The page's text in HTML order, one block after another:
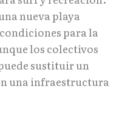
nueva playa
para la
los colectivos
sustituir un
una infraestructura